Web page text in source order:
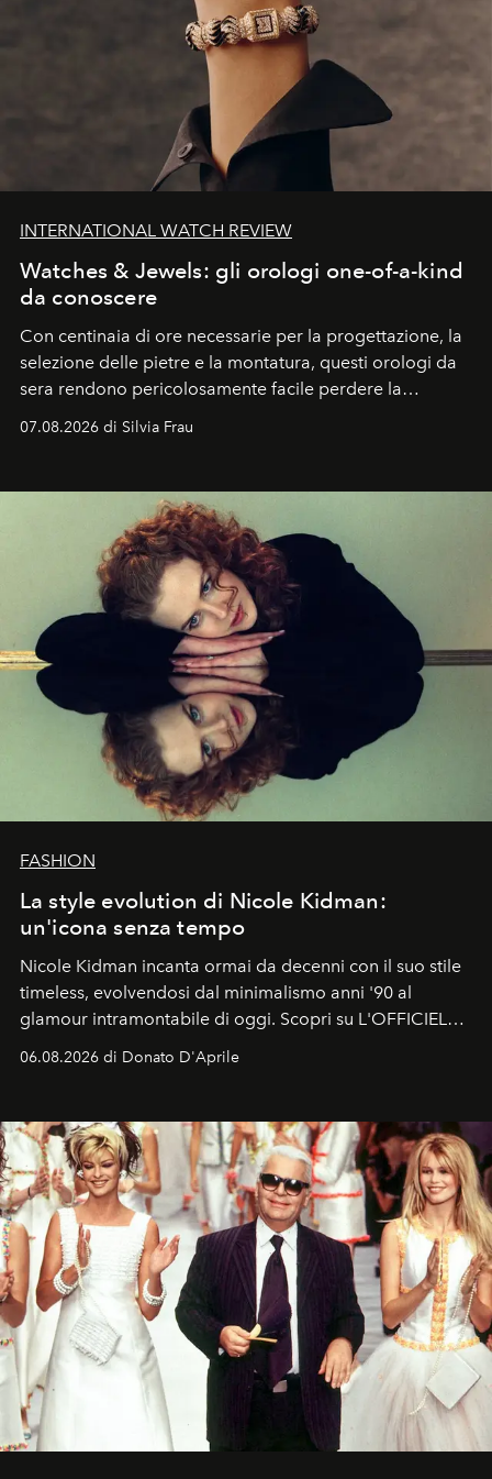
INTERNATIONAL WATCH REVIEW
Watches & Jewels: gli orologi one-of-a-kind
da conoscere
Con centinaia di ore necessarie per la progettazione, la
selezione delle pietre e la montatura, questi orologi da
sera rendono pericolosamente facile perdere la
cognizione del tempo. Ma con quadranti così
07.08.2026 di Silvia Frau
FASHION
La style evolution di Nicole Kidman:
un'icona senza tempo
Nicole Kidman incanta ormai da decenni con il suo stile
timeless, evolvendosi dal minimalismo anni '90 al
glamour intramontabile di oggi. Scopri su L'OFFICIEL
Italia la sua style evolution.
06.08.2026 di Donato D'Aprile